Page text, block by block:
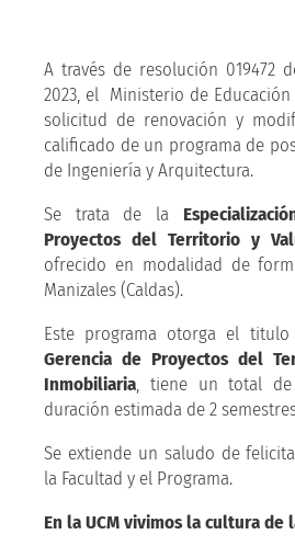
A través de resolución 019472
2023, el Ministerio de
solicitud de renovación y
calificado de un programa de
de Ingeniería y Arquitectura.
Se trata de la
Proyectos del Territorio y
ofrecido en modalidad de
Manizales (Caldas).
Este programa otorga el
Gerencia de Proyectos del
Inmobiliaria, tiene un total
duración estimada de 2
Se extiende un saludo de
la Facultad y el Programa.
En la UCM vivimos la cultura de